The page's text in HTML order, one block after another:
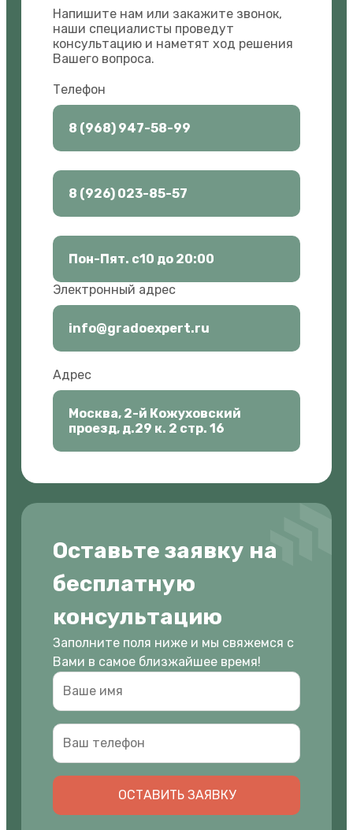
Напишите нам или закажите звонок,
наши специалисты проведут
консультацию и наметят ход решения
Вашего вопроса.
Телефон
8 (968) 947-58-99
8 (926) 023-85-57
Пон-Пят. с10 до 20:00
Электронный адрес
info@gradoexpert.ru
Адрес
Москва, 2-й Кожуховский
проезд, д.29 к. 2 стр. 16
Оставьте заявку на
бесплатную
консультацию
Заполните поля ниже и мы свяжемся с
Вами в самое близжайшее время!
ОСТАВИТЬ ЗАЯВКУ